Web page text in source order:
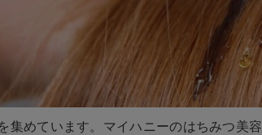
集めています。マイハニーのはちみつ